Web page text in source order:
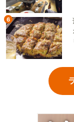
6